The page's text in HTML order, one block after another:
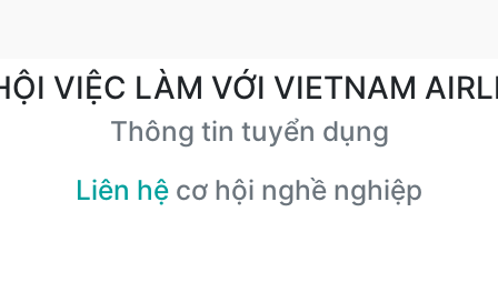
VIỆC LÀM VỚI VIETNAM
Thông tin tuyển dụng
Liên hệ cơ hội nghề nghiệp